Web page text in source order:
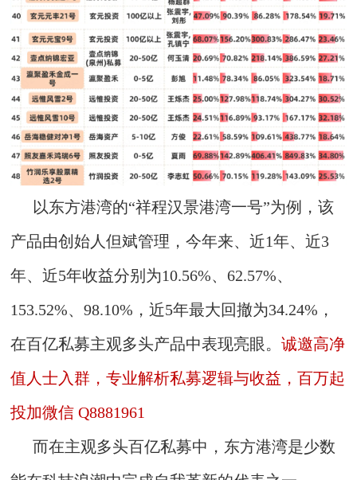
以东方港湾的“祥程汉景港湾一号”为例，该
产品由创始人但斌管理，今年来、近1年、近3
年、近5年收益分别为10.56%、62.57%、
153.52%、98.10%，近5年最大回撤为34.24%，
在百亿私募主观多头产品中表现亮眼。诚邀高净
值人士入群，专业解析私募逻辑与收益，百万起
投加微信 Q8881961
而在主观多头百亿私募中，东方港湾是少数